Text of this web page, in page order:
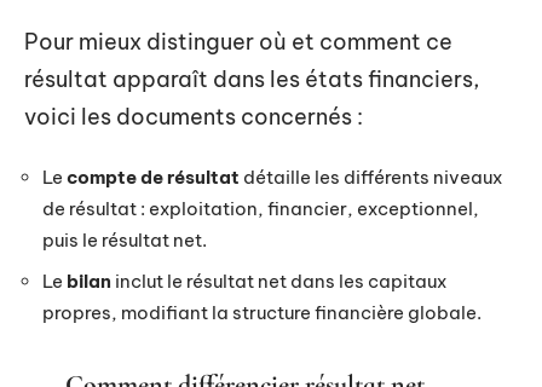
Pour mieux distinguer où et comment ce
résultat apparaît dans les états financiers,
voici les documents concernés :
Le compte de résultat détaille les différents niveaux
de résultat : exploitation, financier, exceptionnel,
puis le résultat net.
Le bilan inclut le résultat net dans les capitaux
propres, modifiant la structure financière globale.